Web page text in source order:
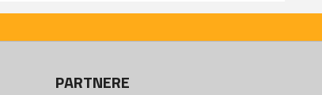
PARTNERE